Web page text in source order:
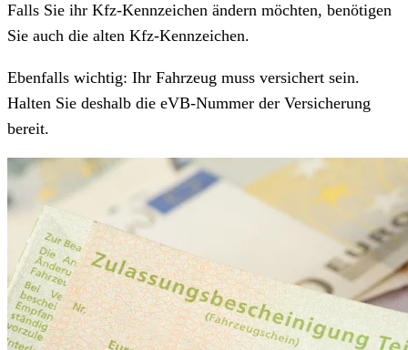
Falls Sie ihr Kfz-Kennzeichen ändern möchten, benötigen
Sie auch die alten Kfz-Kennzeichen.
Ebenfalls wichtig: Ihr Fahrzeug muss versichert sein.
Halten Sie deshalb die eVB-Nummer der Versicherung
bereit.